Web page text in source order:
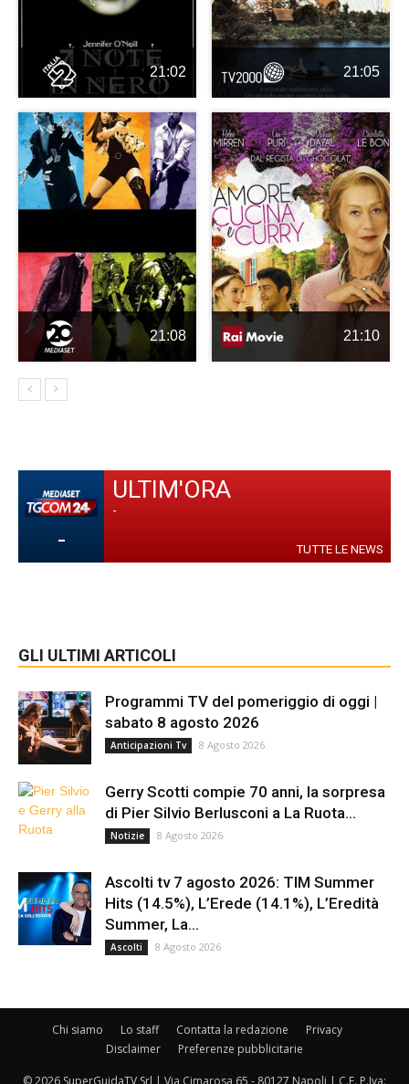
21:02 21:05
21:08 21:10
-
ULTIM'ORA
-
TUTTE LE NEWS
GLI ULTIMI ARTICOLI
Programmi TV del pomeriggio di oggi |
sabato 8 agosto 2026
Anticipazioni Tv 8 Agosto 2026
Gerry Scotti compie 70 anni, la sorpresa
di Pier Silvio Berlusconi a La Ruota...
Notizie 8 Agosto 2026
Ascolti tv 7 agosto 2026: TIM Summer
Hits (14.5%), L’Erede (14.1%), L’Eredità
Summer, La...
Ascolti 8 Agosto 2026
Chi siamo Lo staff Contatta la redazione
Privacy
Disclaimer
Preferenze pubblicitarie